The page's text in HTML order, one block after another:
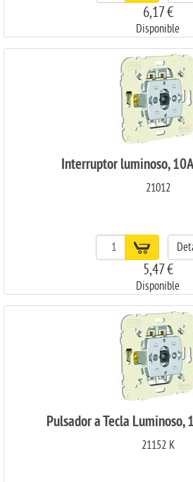
6,17 €
Disponible
Interruptor luminoso,
21012
5,47 €
Disponible
Pulsador a Tecla Luminoso,
21152 K